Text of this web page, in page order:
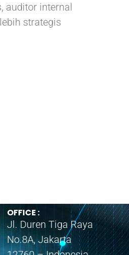
auditor internal
strategis
OFFICE :
Jl. Duren Tiga Raya
No.8A, Jakarta